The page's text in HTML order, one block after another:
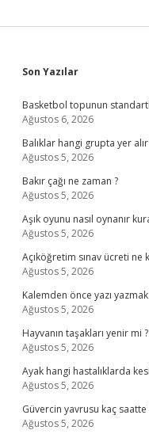
Sidebar
Son Yazılar
Basketbol topunun
Ağustos 6, 2026
Balıklar hangi grupta yer alır
Ağustos 5, 2026
Bakır çağı ne zaman ?
Ağustos 5, 2026
Aşık oyunu nasıl oynanır
Ağustos 5, 2026
Açıköğretim sınav ücreti ne
Ağustos 5, 2026
Kalemden önce yazı
Ağustos 5, 2026
Hayvanın taşakları yenir mi ?
Ağustos 5, 2026
Ayak hangi hastalıklarda
Ağustos 5, 2026
Güvercin yavrusu kaç
Ağustos 5, 2026